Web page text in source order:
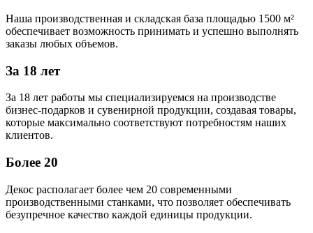
Наша производственная и складская база площадью 1500 м²
обеспечивает возможность принимать и успешно выполнять
заказы любых объемов.
За 18 лет
За 18 лет работы мы специализируемся на производстве
бизнес-подарков и сувенирной продукции, создавая товары,
которые максимально соответствуют потребностям наших
клиентов.
Более 20
Декос располагает более чем 20 современными
производственными станками, что позволяет обеспечивать
безупречное качество каждой единицы продукции.